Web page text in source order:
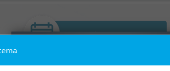
Erro